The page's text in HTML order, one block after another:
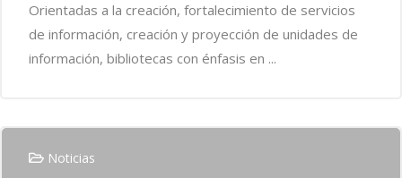
Orientadas a la creación, fortalecimiento de servicios
de información, creación y proyección de unidades de
información, bibliotecas con énfasis en ...
Noticias